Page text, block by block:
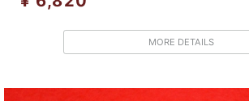
MORE DETAILS